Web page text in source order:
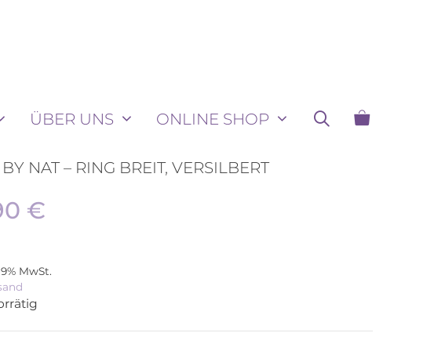
ÜBER UNS ONLINE SHOP
NAT – RING BREIT, VERSILBERT
€
MwSt.